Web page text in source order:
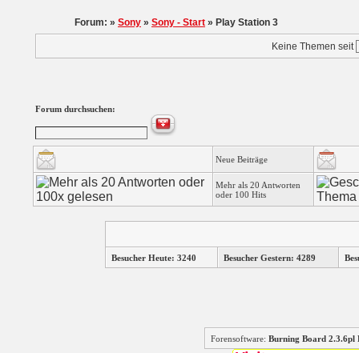
Forum: » Sony » Sony - Start » Play Station 3
Keine Themen seit
Forum durchsuchen:
Neue Beiträge
Mehr als 20 Antworten
oder 100 Hits
Besucher Heute: 3240 Besucher Gestern: 4289
Forensoftware: Burning Board